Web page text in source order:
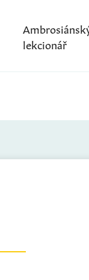
lekcionář